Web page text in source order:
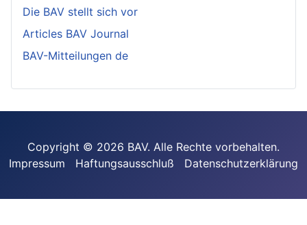
Die BAV stellt sich vor
Articles BAV Journal
BAV-Mitteilungen de
Copyright © 2026 BAV. Alle Rechte vorbehalten.
Impressum
Haftungsausschluß Datenschutzerklärung